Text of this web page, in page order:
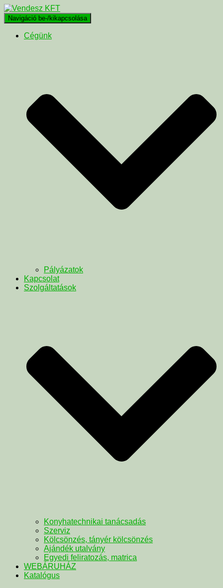
Navigáció be-/kikapcsolása
Cégünk
Pályázatok
Kapcsolat
Szolgáltatások
Konyhatechnikai tanácsadás
Szerviz
Kölcsönzés, tányér kölcsönzés
Ajándék utalvány
Egyedi feliratozás, matrica
WEBÁRUHÁZ
Katalógus